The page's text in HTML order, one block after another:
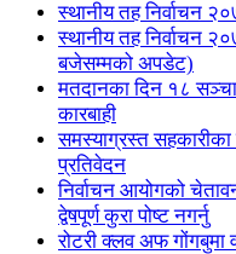
स्थानीय तह निर्वाचन
स्थानीय तह निर्वाचन
बजेसम्मको अपडेट)
मतदानका दिन १८
कारबाही
समस्याग्रस्त सहकारीका
प्रतिवेदन
निर्वाचन आयोगको
द्वेषपूर्ण कुरा पोष्ट नगर्नु
रोटरी क्लव अफ गोंगबुमा